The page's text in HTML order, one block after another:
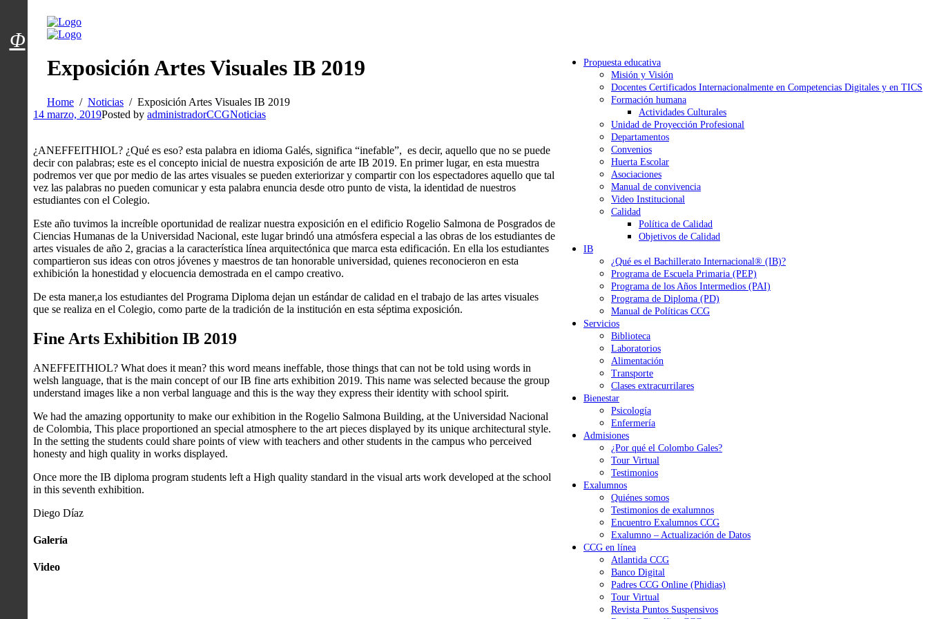
Menú usuarios
Propuesta educativa
Misión y Visión
Docentes Certificados Internacionalmente en Competencias Digitales y en TICS
Formación humana
Actividades Culturales
Unidad de Proyección Profesional
Departamentos
Convenios
Huerta Escolar
Asociaciones
Manual de convivencia
Video Institucional
Calidad
Política de Calidad
Objetivos de Calidad
IB
¿Qué es el Bachillerato Internacional® (IB)?
Programa de Escuela Primaria (PEP)
Programa de los Años Intermedios (PAI)
Programa de Diploma (PD)
Manual de Políticas CCG
Servicios
Biblioteca
Laboratorios
Alimentación
Transporte
Clases extracurrilares
Bienestar
Psicología
Enfermería
Admisiones
¿Por qué el Colombo Gales?
Tour Virtual
Testimonios
Exalumnos
Quiénes somos
Testimonios de exalumnos
Encuentro Exalumnos CCG
Exalumno – Actualización de Datos
CCG en línea
Atlantida CCG
Banco Digital
Padres CCG Online (Phidias)
Tour Virtual
Revista Puntos Suspensivos
Exposición Artes Visuales IB 2019
Home Noticias
Exposición Artes Visuales IB 2019
14 marzo, 2019Posted by administradorCCGNoticias
¿ANEFFEITHIOL? ¿Qué es eso? esta palabra en idioma Galés, significa “inefable”, es decir, aquello que no se puede
decir con palabras; este es el concepto inicial de nuestra exposición de arte IB 2019. En primer lugar, en esta muestra
podremos ver que por medio de las artes visuales se pueden exteriorizar y compartir con los espectadores aquello que tal
vez las palabras no pueden comunicar y esta palabra enuncia desde otro punto de vista, la identidad de nuestros
estudiantes con el Colegio.
Este año tuvimos la increíble oportunidad de realizar nuestra exposición en el edificio Rogelio Salmona de Posgrados de
Ciencias Humanas de la Universidad Nacional, este lugar brindó una atmósfera especial a las obras de los estudiantes de
artes visuales de año 2, gracias a la característica línea arquitectónica que marca esta edificación. En ella los estudiantes
compartieron sus ideas con otros jóvenes y maestros de tan honorable universidad, quienes reconocieron en esta
exhibición la honestidad y elocuencia demostrada en el campo creativo.
De esta maner,a los estudiantes del Programa Diploma dejan un estándar de calidad en el trabajo de las artes visuales
que se realiza en el Colegio, como parte de la tradición de la institución en esta séptima exposición.
Fine Arts Exhibition IB 2019
ANEFFEITHIOL? What does it mean? this word means ineffable, those things that can not be told using words in
welsh language, that is the main concept of our IB fine arts exhibition 2019. This name was selected because the group
understand images like a non verbal language and this is the way they express their identity with school spirit.
We had the amazing opportunity to make our exhibition in the Rogelio Salmona Building, at the Universidad Nacional
de Colombia, This place proportioned an special atmosphere to the art pieces displayed by its unique architectural style.
In the setting the students could share points of view with teachers and other students in the campus who perceived
honesty and high quality in works displayed.
Once more the IB diploma program students left a High quality standard in the visual arts work developed at the school
in this seventh exhibition.
Diego Díaz
Galería
Video
Φ